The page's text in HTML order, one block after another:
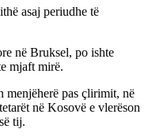
asaj periudhe të
në Bruksel, po ishte
mjaft mirë.
menjëherë pas çlirimit, në
në Kosovë e vlerëson
tij.